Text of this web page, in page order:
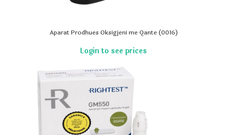
Aparat Prodhues Oksigjeni me Qante (0016)